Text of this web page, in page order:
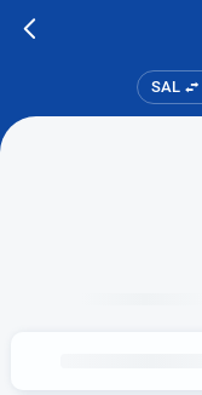
SAL